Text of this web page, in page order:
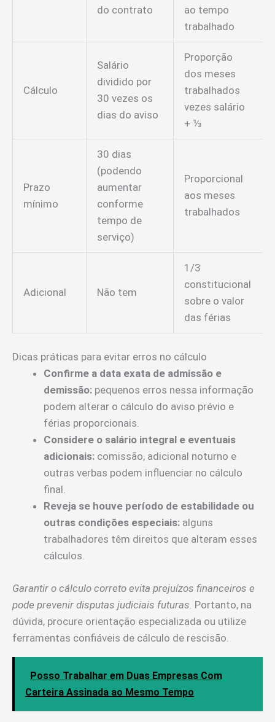
do contrato
ao tempo
trabalhado
Cálculo
Salário
dividido por
30 vezes os
dias do aviso
Proporção
dos meses
trabalhados
vezes salário
+ ⅓
Prazo
mínimo
30 dias
(podendo
aumentar
conforme
tempo de
serviço)
Proporcional
aos meses
trabalhados
Adicional Não tem
1/3
constitucional
sobre o valor
das férias
Dicas práticas para evitar erros no cálculo
Confirme a data exata de admissão e
demissão: pequenos erros nessa informação
podem alterar o cálculo do aviso prévio e
férias proporcionais.
Considere o salário integral e eventuais
adicionais: comissão, adicional noturno e
outras verbas podem influenciar no cálculo
final.
Reveja se houve período de estabilidade ou
outras condições especiais: alguns
trabalhadores têm direitos que alteram esses
cálculos.
Garantir o cálculo correto evita prejuízos financeiros e
pode prevenir disputas judiciais futuras. Portanto, na
dúvida, procure orientação especializada ou utilize
ferramentas confiáveis de cálculo de rescisão.
Posso Trabalhar em Duas Empresas Com
Carteira Assinada ao Mesmo Tempo